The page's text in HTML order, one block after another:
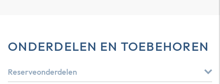
ONDERDELEN EN TOEBEHOREN
Reserveonderdelen